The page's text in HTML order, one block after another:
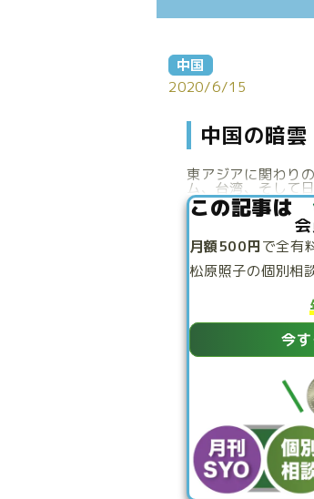
中国
2020/6/15
中国の暗雲
東アジアに関わり
ム、台湾、そして
この記事は
月額500円で全有
松原照子の個別相
今